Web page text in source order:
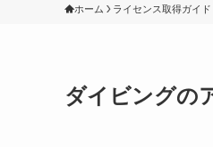
ホーム ライセンス取得ガイド
ダイビングの